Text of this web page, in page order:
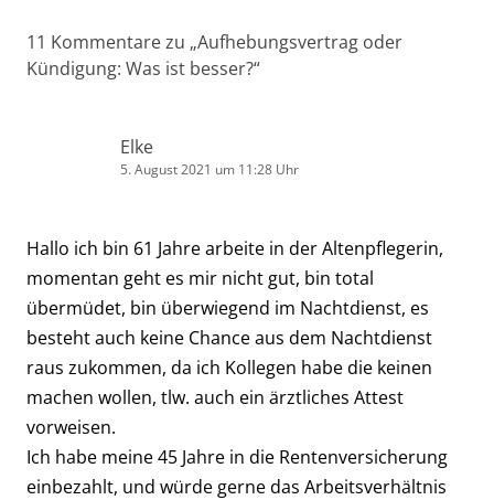
11 Kommentare zu „Aufhebungsvertrag oder
Kündigung: Was ist besser?“
Elke
5. August 2021 um 11:28 Uhr
Hallo ich bin 61 Jahre arbeite in der Altenpflegerin,
momentan geht es mir nicht gut, bin total
übermüdet, bin überwiegend im Nachtdienst, es
besteht auch keine Chance aus dem Nachtdienst
raus zukommen, da ich Kollegen habe die keinen
machen wollen, tlw. auch ein ärztliches Attest
vorweisen.
Ich habe meine 45 Jahre in die Rentenversicherung
einbezahlt, und würde gerne das Arbeitsverhältnis